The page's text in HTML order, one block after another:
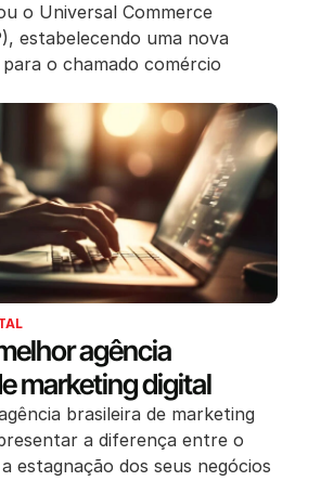
o Universal Commerce
estabelecendo uma nova
o chamado comércio
agência
marketing digital
brasileira de marketing
a diferença entre o
estagnação dos seus negócios